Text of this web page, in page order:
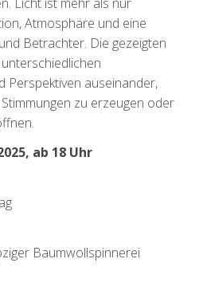
Atmosphäre und eine
Betrachter. Die gezeigten
Perspektiven auseinander,
zu erzeugen oder
ab 18 Uhr
Baumwollspinnerei